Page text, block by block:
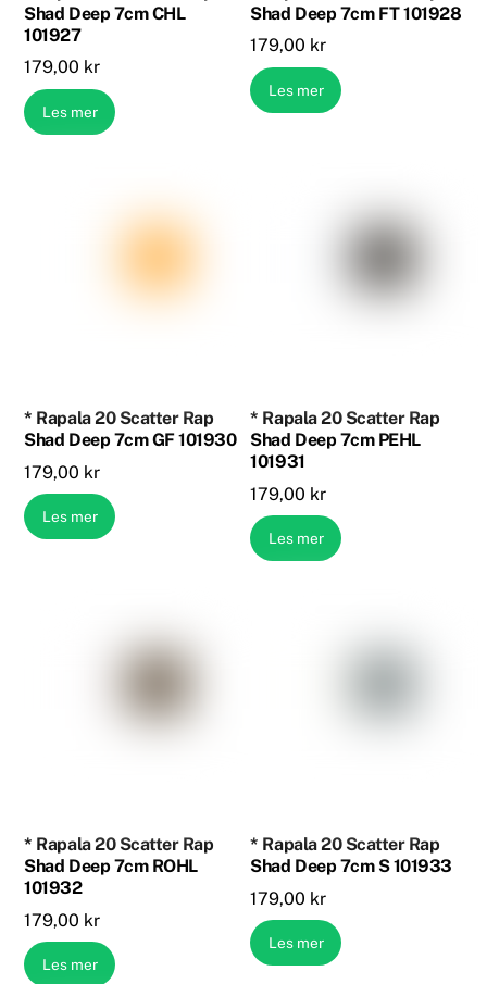
Shad Deep 7cm CHL
101927
179,00 kr
Les mer
Shad Deep 7cm FT 101928
179,00 kr
Les mer
* Rapala 20 Scatter Rap
Shad Deep 7cm GF 101930
179,00 kr
Les mer
* Rapala 20 Scatter Rap
Shad Deep 7cm PEHL
101931
179,00 kr
Les mer
* Rapala 20 Scatter Rap
Shad Deep 7cm ROHL
101932
179,00 kr
Les mer
* Rapala 20 Scatter Rap
Shad Deep 7cm S 101933
179,00 kr
Les mer